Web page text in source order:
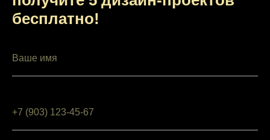
бесплатно!